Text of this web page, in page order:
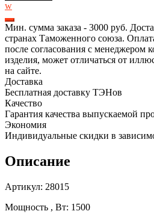
w
Мин. сумма заказа - 3000 руб.
странах Таможенного союза.
после согласования с
изделия, может отличаться от
на сайте.
Доставка
Бесплатная доставку ТЭНов
Качество
Гарантия качества выпускаемой
Экономия
Индивидуальные скидки в
Описание
Артикул: 28015
Мощность , Вт: 1500